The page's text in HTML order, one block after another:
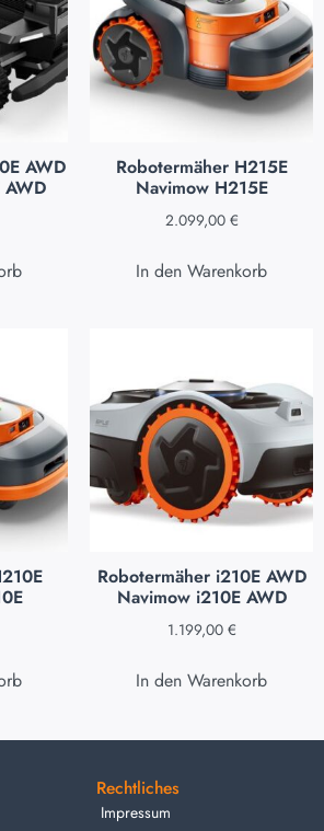
AWD
Robotermäher H215E
Navimow H215E
2.099,00 €
In den Warenkorb
Robotermäher i210E AWD
Navimow i210E AWD
1.199,00 €
In den Warenkorb
Rechtliches
Impressum